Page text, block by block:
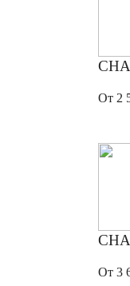
От 2
От 3